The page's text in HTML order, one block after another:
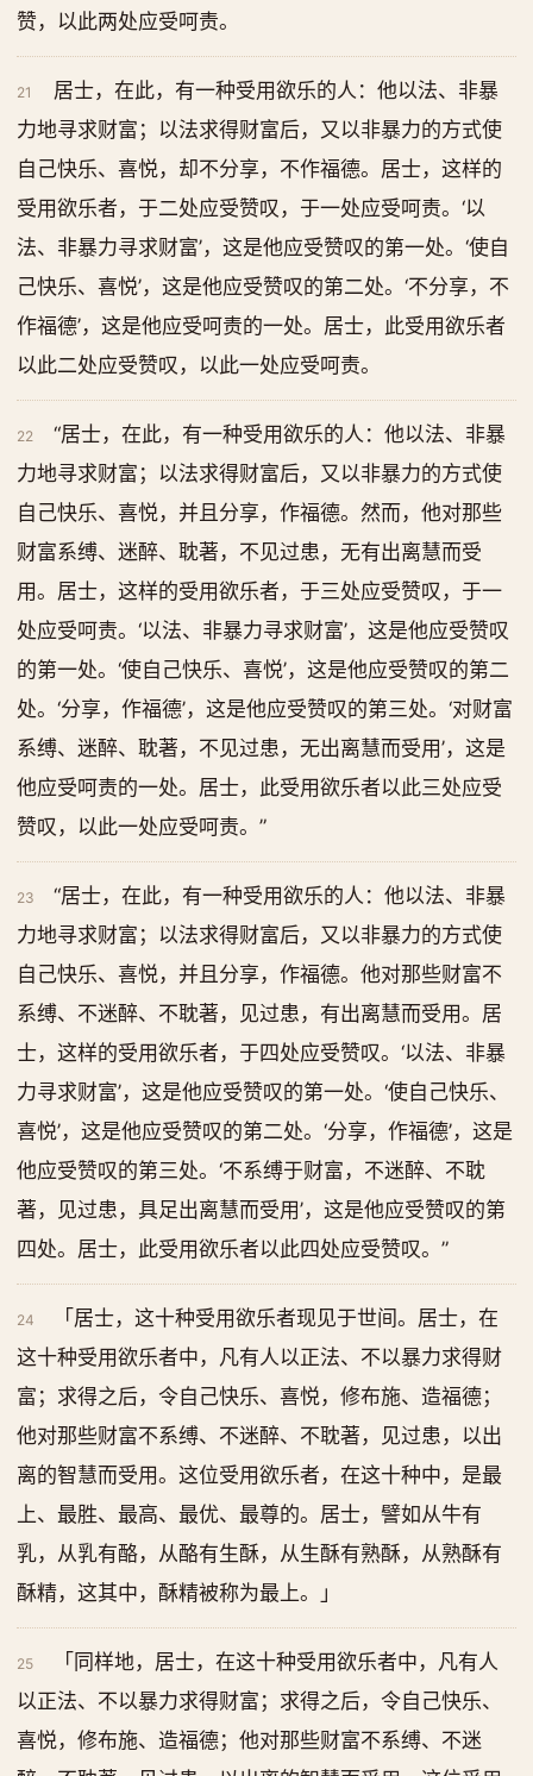
赞，以此两处应受呵责。
21
居士，在此，有一种受用欲乐的人：他以法、非暴
力地寻求财富；以法求得财富后，又以非暴力的方式使
自己快乐、喜悦，却不分享，不作福德。居士，这样的
受用欲乐者，于二处应受赞叹，于一处应受呵责。‘以
法、非暴力寻求财富’，这是他应受赞叹的第一处。‘使自
己快乐、喜悦’，这是他应受赞叹的第二处。‘不分享，不
作福德’，这是他应受呵责的一处。居士，此受用欲乐者
以此二处应受赞叹，以此一处应受呵责。
22
“居士，在此，有一种受用欲乐的人：他以法、非暴
力地寻求财富；以法求得财富后，又以非暴力的方式使
自己快乐、喜悦，并且分享，作福德。然而，他对那些
财富系缚、迷醉、耽著，不见过患，无有出离慧而受
用。居士，这样的受用欲乐者，于三处应受赞叹，于一
处应受呵责。‘以法、非暴力寻求财富’，这是他应受赞叹
的第一处。‘使自己快乐、喜悦’，这是他应受赞叹的第二
处。‘分享，作福德’，这是他应受赞叹的第三处。‘对财富
系缚、迷醉、耽著，不见过患，无出离慧而受用’，这是
他应受呵责的一处。居士，此受用欲乐者以此三处应受
赞叹，以此一处应受呵责。”
23
“居士，在此，有一种受用欲乐的人：他以法、非暴
力地寻求财富；以法求得财富后，又以非暴力的方式使
自己快乐、喜悦，并且分享，作福德。他对那些财富不
系缚、不迷醉、不耽著，见过患，有出离慧而受用。居
士，这样的受用欲乐者，于四处应受赞叹。‘以法、非暴
力寻求财富’，这是他应受赞叹的第一处。‘使自己快乐、
喜悦’，这是他应受赞叹的第二处。‘分享，作福德’，这是
他应受赞叹的第三处。‘不系缚于财富，不迷醉、不耽
著，见过患，具足出离慧而受用’，这是他应受赞叹的第
四处。居士，此受用欲乐者以此四处应受赞叹。”
24
「居士，这十种受用欲乐者现见于世间。居士，在
这十种受用欲乐者中，凡有人以正法、不以暴力求得财
富；求得之后，令自己快乐、喜悦，修布施、造福德；
他对那些财富不系缚、不迷醉、不耽著，见过患，以出
离的智慧而受用。这位受用欲乐者，在这十种中，是最
上、最胜、最高、最优、最尊的。居士，譬如从牛有
乳，从乳有酪，从酪有生酥，从生酥有熟酥，从熟酥有
酥精，这其中，酥精被称为最上。」
25
「同样地，居士，在这十种受用欲乐者中，凡有人
以正法、不以暴力求得财富；求得之后，令自己快乐、
喜悦，修布施、造福德；他对那些财富不系缚、不迷